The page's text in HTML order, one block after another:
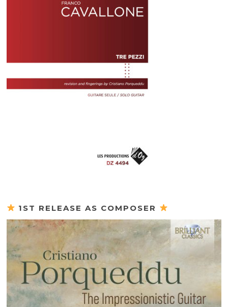
1ST RELEASE AS COMPOSER